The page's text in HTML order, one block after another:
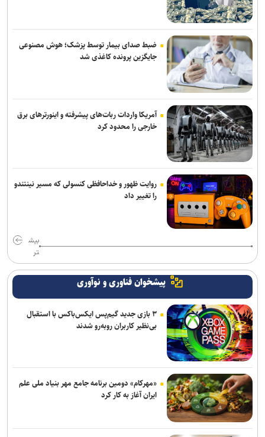
انفجار‌های پیاپی و آتش‌سوزی در بندر جبل‌علی امارات؛ علت حادثه
همچنان نامشخص
حمله موشکی گسترده روسیه به کی‌یف؛ انفجار‌های شدید پایتخت اوکراین
را لرزاند
پزشکیان: اگر تا امروز مانده‌ایم، به‌خاطر مردم نجیب ایران است/ حتی
گلایه‌مندان هم همراهی کردند + صوت
مذاکرات ایران-عمان درباره تنگه هرمز ادامه دارد/ بیانیه مشترک در مرحله
تدوین نهایی
ضبط صدای بیمار توسط پزشک؛ هوش مصنوعی
جایگزین پرونده کاغذی شد
آمریکا واردات ربات‌های پیشرفته و اینورترهای برق
خارجی را محدود کرد
روایت ظهور و خداحافظی کنسولی که مسیر نینتندو
را تغییر داد
بیش
تر
پیشخوان فناوری و نوآوری
۳ بازی جدید گیم‌پس ایکس‌باکس با استقبال
بی‌نظیر کاربران روبه‌رو شدند
«مهرکام» دومین برنامه جامع مهر بنیاد ملی علم
ایران آغاز به کار کرد